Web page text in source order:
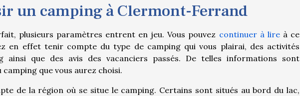
un camping à Clermont-Ferrand
plusieurs paramètres entrent en jeu. Vous pouvez continuer à lireà ce
en effet tenir compte du type de camping qui vous plairai, des activités
ainsi que des avis des vacanciers passés. De telles informations sont
que vous aurez choisi.
de la région où se situe le camping. Certains sont situés au bord du lac,